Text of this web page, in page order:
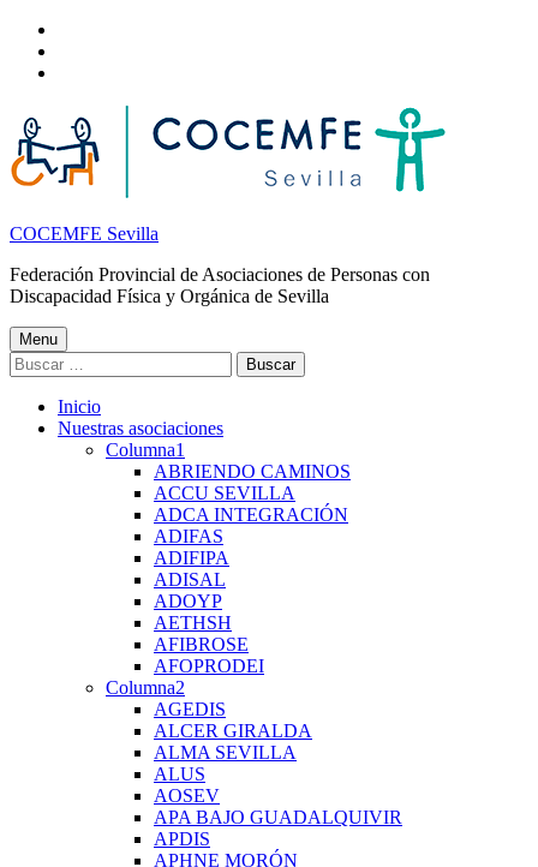
sitio
web
un
sistema
de
accesibilidad.
content
footer
COCEMFE Sevilla
Federación Provincial de Asociaciones de Personas con
Discapacidad Física y Orgánica de Sevilla
Menu
Buscar:
Inicio
Nuestras asociaciones
Columna1
ABRIENDO CAMINOS
ACCU SEVILLA
ADCA INTEGRACIÓN
ADIFAS
ADIFIPA
ADISAL
ADOYP
AETHSH
AFIBROSE
AFOPRODEI
Columna2
AGEDIS
ALCER GIRALDA
ALMA SEVILLA
ALUS
AOSEV
APA BAJO GUADALQUIVIR
APDIS
APHNE MORÓN